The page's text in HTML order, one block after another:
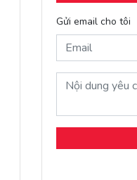
Gửi email cho tôi